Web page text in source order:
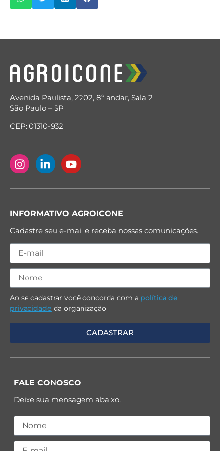
Avenida Paulista, 2202, 8º andar, Sala 2
São Paulo – SP
CEP: 01310-932
INFORMATIVO AGROICONE
Cadastre seu e-mail e receba nossas comunicações.
Ao se cadastrar você concorda com a política de
privacidade da organização
FALE CONOSCO
Deixe sua mensagem abaixo.